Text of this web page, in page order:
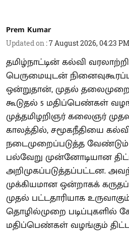
Prem Kumar
Updated on :7 August 2026, 04:23 PM
தமிழ்நாட்டின் கல்வி
பெருமையுடன்
ஒன்றுதான், முதல் தலைமுறை
கூடுதல் 5 மதிப்பெண்கள்
முத்தமிழறிஞர் கலைஞர்
காலத்தில், சமூகநீதியை
நடைமுறைப்படுத்த
பல்வேறு முன்னோடியான
அறிமுகப்படுத்தப்பட்டன.
முக்கியமான ஒன்றாகக்
முதல் பட்டதாரியாக
தொழில்முறை படிப்புகளில்
மதிப்பெண்கள் வழங்கும்